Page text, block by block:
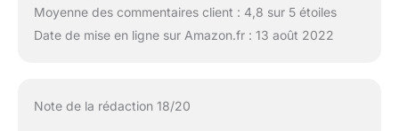
Moyenne des commentaires client : 4,8 sur 5 étoiles
Date de mise en ligne sur Amazon.fr : 13 août 2022
Note de la rédaction 18/20